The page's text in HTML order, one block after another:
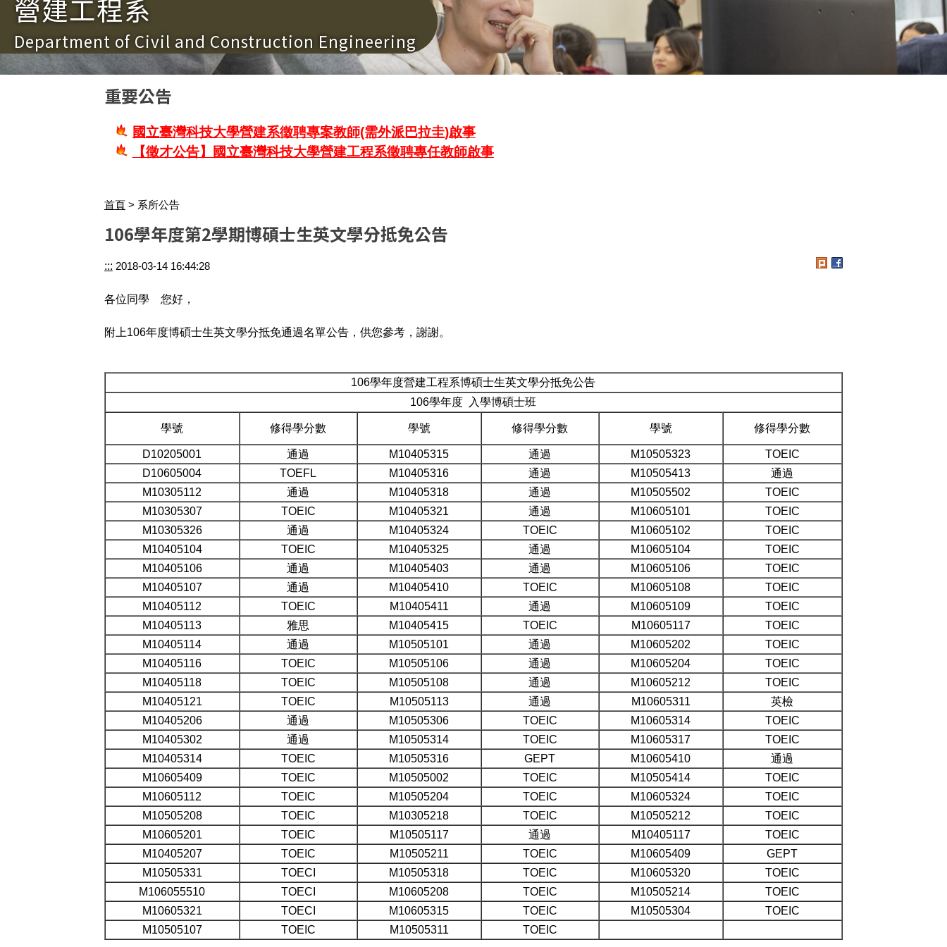
營建工程系
Department of Civil and Construction Engineering
重要公告
國立臺灣科技大學營建系徵聘專案教師(需外派巴拉圭)啟事
【徵才公告】國立臺灣科技大學營建工程系徵聘專任教師啟事
首頁> 系所公告
106學年度第2學期博碩士生英文學分抵免公告
::: 2018-03-14 16:44:28
各位同學 您好，
附上106年度博碩士生英文學分抵免通過名單公告，供您參考，謝謝。
106學年度營建工程系博碩士生英文學分抵免公告
106學年度 入學博碩士班
學號 修得學分數 學號 修得學分數 學號 修得學分數
D10205001 通過 M10405315 通過 M10505323
TOEIC
D10605004
TOEFL M10405316 通過 M10505413
通過
M10305112
通過 M10405318 通過 M10505502
TOEIC
M10305307
TOEIC M10405321 通過 M10605101
TOEIC
M10305326
通過 M10405324 TOEIC M10605102
TOEIC
M10405104
TOEIC M10405325 通過 M10605104
TOEIC
M10405106
通過 M10405403 通過 M10605106
TOEIC
M10405107
通過 M10405410 TOEIC M10605108
TOEIC
M10405112
TOEIC M10405411 通過 M10605109
TOEIC
M10405113
雅思 M10405415 TOEIC M10605117
TOEIC
M10405114
通過 M10505101 通過 M10605202
TOEIC
M10405116
TOEIC M10505106 通過 M10605204
TOEIC
M10405118
TOEIC M10505108 通過 M10605212
TOEIC
M10405121
TOEIC M10505113 通過 M10605311
英檢
M10405206
通過 M10505306 TOEIC M10605314
TOEIC
M10405302
通過 M10505314 TOEIC M10605317
TOEIC
M10405314
TOEIC M10505316 GEPT M10605410
通過
M10605409
TOEIC M10505002 TOEIC M10505414
TOEIC
M10605112
TOEIC M10505204 TOEIC M10605324
TOEIC
M10505208
TOEIC M10305218 TOEIC M10505212
TOEIC
M10605201
TOEIC M10505117 通過 M10405117
TOEIC
M10405207
TOEIC M10505211 TOEIC M10605409
GEPT
M10505331
TOECI M10505318 TOEIC M10605320
TOEIC
M106055510
TOECI M10605208 TOEIC M10505214
TOEIC
M10605321
TOECI M10605315 TOEIC M10505304
TOEIC
M10505107
TOEIC M10505311 TOEIC